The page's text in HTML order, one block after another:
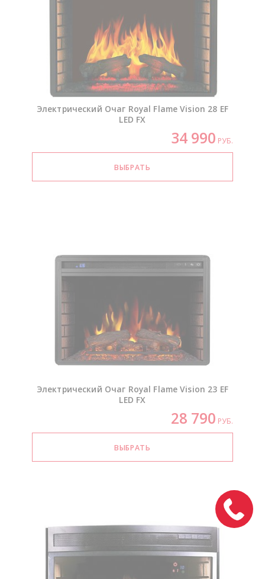
Электрический Очаг Royal Flame Vision 28 EF
LED FX
34 990 РУБ.
Электрический Очаг Royal Flame Vision 23 EF
LED FX
28 790 РУБ.